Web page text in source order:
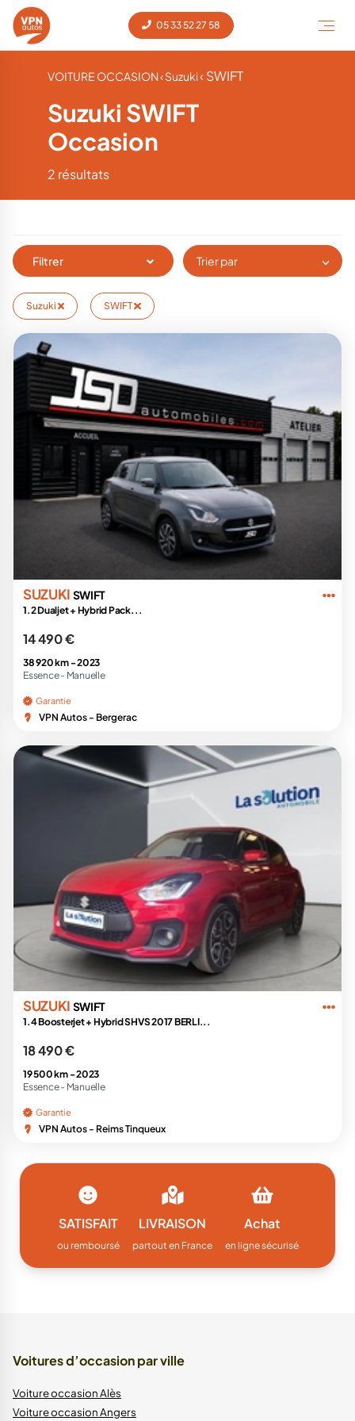
05 33 52 27 58
VOITURE OCCASION‹ Suzuki‹ SWIFT
Suzuki SWIFT
Occasion
2 résultats
Filtrer Trier par
Suzuki SWIFT
SUZUKI SWIFT
1.2 Dualjet + Hybrid Pack...
14 490 €
38 920 km -2023
Essence - Manuelle
Garantie
VPN Autos - Bergerac
SUZUKI SWIFT
1.4 Boosterjet + Hybrid SHVS 2017 BERLI...
18 490 €
19 500 km -2023
Essence - Manuelle
Garantie
VPN Autos - Reims Tinqueux
SATISFAIT
ou remboursé
LIVRAISON
partout en France
Achat
en ligne sécurisé
Voitures d’occasion par ville
Voiture occasion Alès
Voiture occasion Angers